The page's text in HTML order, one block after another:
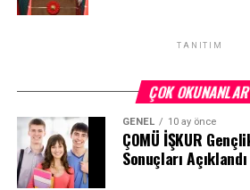
TANITIM
ÇOK OKUNANLAR
GENEL 10 ay önce
ÇOMÜ İŞKUR
Sonuçları Açıklandı